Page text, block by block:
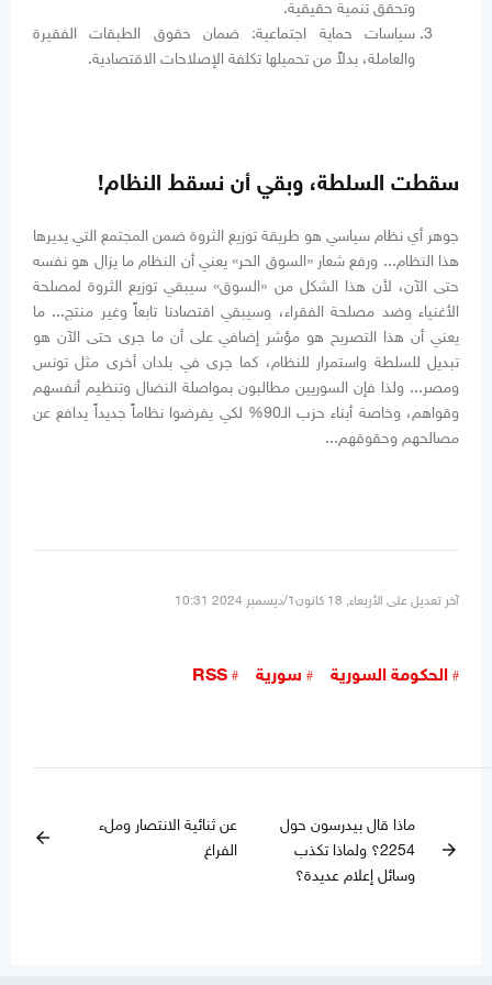
وتحقق تنمية حقيقية.
سياسات حماية اجتماعية: ضمان حقوق الطبقات الفقيرة
والعاملة، بدلاً من تحميلها تكلفة الإصلاحات الاقتصادية.
سقطت السلطة، وبقي أن نسقط النظام!
جوهر أي نظام سياسي هو طريقة توزيع الثروة ضمن المجتمع التي يديرها
هذا النظام... ورفع شعار «السوق الحر» يعني أن النظام ما يزال هو نفسه
حتى الآن، لأن هذا الشكل من «السوق» سيبقي توزيع الثروة لمصلحة
الأغنياء وضد مصلحة الفقراء، وسيبقي اقتصادنا تابعاً وغير منتج... ما
يعني أن هذا التصريح هو مؤشر إضافي على أن ما جرى حتى الآن هو
تبديل للسلطة واستمرار للنظام، كما جرى في بلدان أخرى مثل تونس
ومصر... ولذا فإن السوريين مطالبون بمواصلة النضال وتنظيم أنفسهم
وقواهم، وخاصة أبناء حزب الـ90% لكي يفرضوا نظاماً جديداً يدافع عن
مصالحهم وحقوقهم...
آخر تعديل على الأربعاء, 18 كانون1/ديسمبر 2024 10:31
الحكومة السورية سورية RSS
arrow_forward
ماذا قال بيدرسون حول
2254؟ ولماذا تكذب
وسائل إعلام عديدة؟
عن ثنائية الانتصار وملء
الفراغ
arrow_back